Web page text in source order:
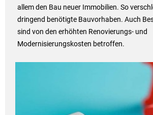
allem den Bau neuer Immobilien. So
dringend benötigte Bauvorhaben. Auch
sind von den erhöhten Renovierungs- und
Modernisierungskosten betroffen.